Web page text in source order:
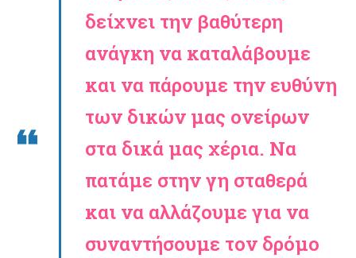
δείχνει την βαθύτερη
ανάγκη να καταλάβουμε
και να πάρουμε την ευθύνη
των δικών μας ονείρων
στα δικά μας χέρια. Να
πατάμε στην γη σταθερά
και να αλλάζουμε για να
συναντήσουμε τον δρόμο